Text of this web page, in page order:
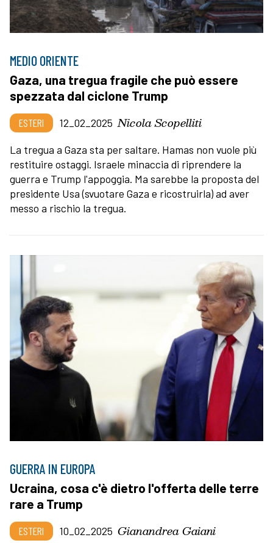
MEDIO ORIENTE
Gaza, una tregua fragile che può essere
spezzata dal ciclone Trump
ESTERI 12_02_2025 Nicola Scopelliti
La tregua a Gaza sta per saltare. Hamas non vuole più
restituire ostaggi. Israele minaccia di riprendere la
guerra e Trump l'appoggia. Ma sarebbe la proposta del
presidente Usa (svuotare Gaza e ricostruirla) ad aver
messo a rischio la tregua.
GUERRA IN EUROPA
Ucraina, cosa c'è dietro l'offerta delle terre
rare a Trump
ESTERI 10_02_2025 Gianandrea Gaiani